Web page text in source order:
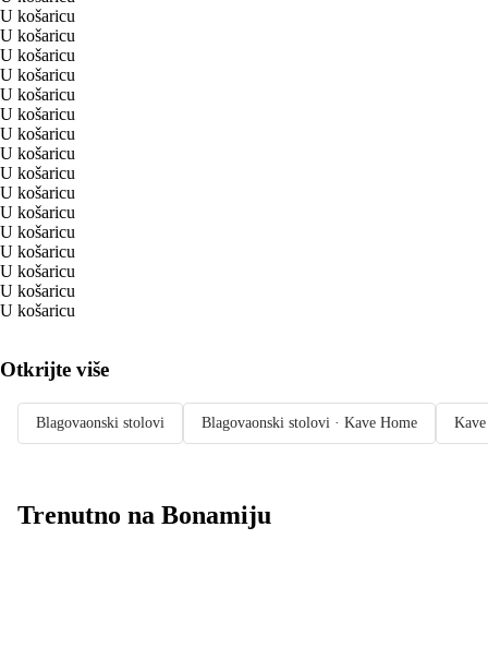
U košaricu
U košaricu
U košaricu
U košaricu
U košaricu
U košaricu
U košaricu
U košaricu
U košaricu
U košaricu
U košaricu
U košaricu
U košaricu
U košaricu
U košaricu
U košaricu
Otkrijte više
Blagovaonski stolovi Blagovaonski stolovi · Kave Home
Trenutno na Bonamiju